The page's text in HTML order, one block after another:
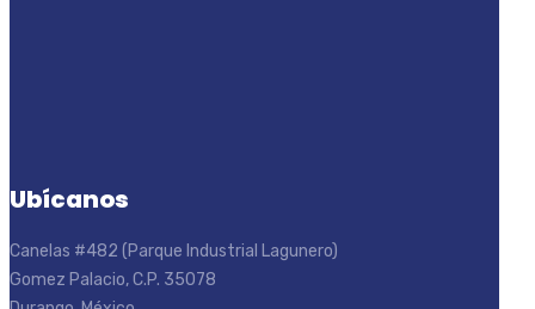
Ubícanos
Canelas #482 (Parque Industrial Lagunero)
Gomez Palacio, C.P. 35078